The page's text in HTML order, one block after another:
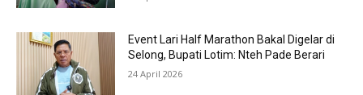
Event Lari Half Marathon Bakal Digelar di
Selong, Bupati Lotim: Nteh Pade Berari
24 April 2026